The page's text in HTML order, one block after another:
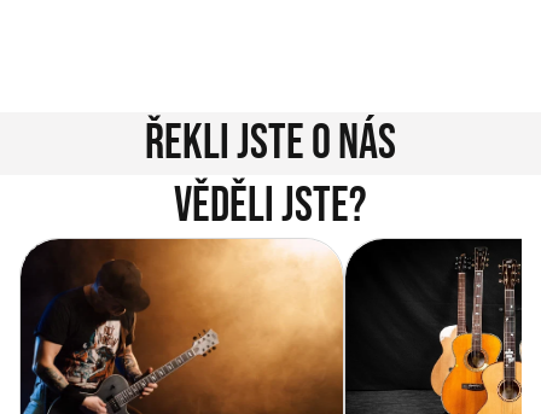
Řekli jste o nás
Věděli jste?
Vítejte na novém e-shopu Music
City
Jak vybrat